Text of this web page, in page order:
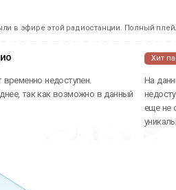
в эфире этой радиостанции. Полный
временно недоступен.
так как возможно в данный
Хит
На
еще не